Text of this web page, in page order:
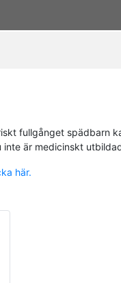
fullgånget spädbarn
är medicinskt
här.